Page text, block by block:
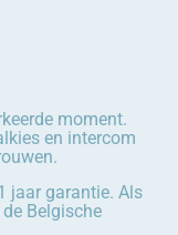
moment.
en intercom
jaar garantie. Als
Belgische